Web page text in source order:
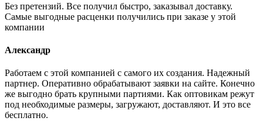
Без претензий. Все получил быстро, заказывал доставку.
Самые выгодные расценки получились при заказе у этой
компании
Александр
Работаем с этой компанией с самого их создания. Надежный
партнер. Оперативно обрабатывают заявки на сайте. Конечно
же выгодно брать крупными партиями. Как оптовикам режут
под необходимые размеры, загружают, доставляют. И это все
бесплатно.